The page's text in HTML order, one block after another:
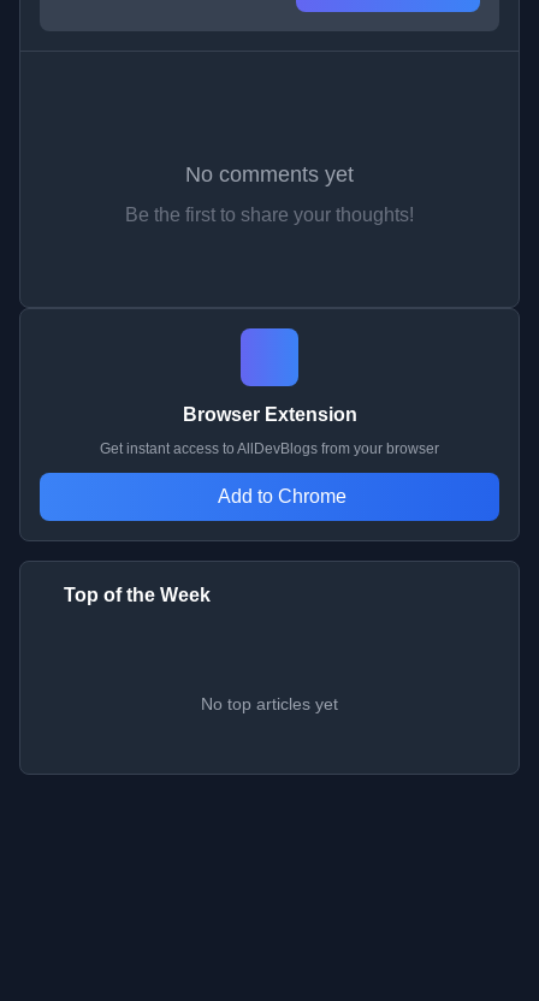
No comments yet
Be the first to share your thoughts!
Browser Extension
Get instant access to AllDevBlogs from your browser
Add to Chrome
Top of the Week
No top articles yet